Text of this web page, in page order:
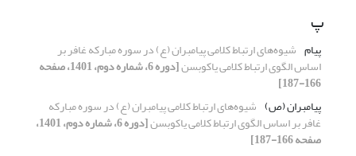
پ
پیام شیوه‌های ارتباط کلامی پیامبران (ع) در سوره مبارکه غافر بر
اساس الگوی ارتباط کلامی یاکوبسن [دوره 6، شماره دوم، 1401، صفحه
166-187]
پیامبران (ص) شیوه‌های ارتباط کلامی پیامبران (ع) در سوره مبارکه
غافر بر اساس الگوی ارتباط کلامی یاکوبسن [دوره 6، شماره دوم، 1401،
صفحه 166-187]